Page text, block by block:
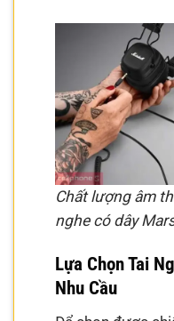
Chất lượng âm
nghe có dây
Lựa Chọn Tai
Nhu Cầu